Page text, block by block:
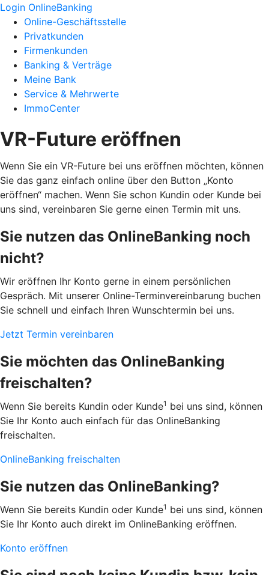
Login OnlineBanking
Online-Geschäftsstelle
Privatkunden
Firmenkunden
Banking & Verträge
Meine Bank
Service & Mehrwerte
ImmoCenter
VR-Future eröffnen
Wenn Sie ein VR-Future bei uns eröffnen möchten, können
Sie das ganz einfach online über den Button „Konto
eröffnen“ machen. Wenn Sie schon Kundin oder Kunde bei
uns sind, vereinbaren Sie gerne einen Termin mit uns.
Sie nutzen das OnlineBanking noch
nicht?
Wir eröffnen Ihr Konto gerne in einem persönlichen
Gespräch. Mit unserer Online-Terminvereinbarung buchen
Sie schnell und einfach Ihren Wunschtermin bei uns.
Jetzt Termin vereinbaren
Sie möchten das OnlineBanking
freischalten?
Wenn Sie bereits Kundin oder Kunde1 bei uns sind, können
Sie Ihr Konto auch einfach für das OnlineBanking
freischalten.
OnlineBanking freischalten
Sie nutzen das OnlineBanking?
Wenn Sie bereits Kundin oder Kunde1 bei uns sind, können
Sie Ihr Konto auch direkt im OnlineBanking eröffnen.
Konto eröffnen